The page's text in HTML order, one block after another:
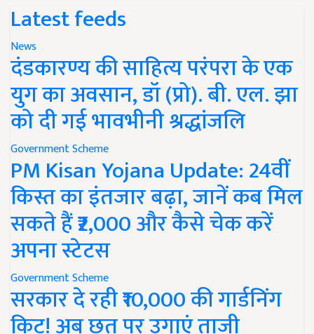
Latest feeds
News
दंडकारण्य की साहित्य परंपरा के एक
युग का अवसान, डॉ (प्रो). बी. एल. झा
को दी गई भावभीनी श्रद्धांजलि
Government Scheme
PM Kisan Yojana Update: 24वीं
किस्त का इंतजार बढ़ा, जानें कब मिल
सकते हैं ₹2,000 और कैसे चेक करें
अपना स्टेटस
Government Scheme
सरकार दे रही ₹10,000 की गार्डनिंग